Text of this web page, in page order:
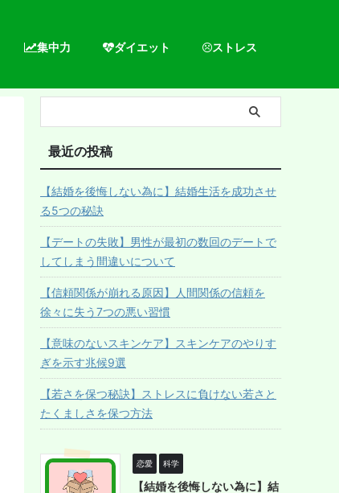
集中力 ダイエット ストレス
最近の投稿
【結婚を後悔しない為に】結婚生活を成功させ
る5つの秘訣
【デートの失敗】男性が最初の数回のデートで
してしまう間違いについて
【信頼関係が崩れる原因】人間関係の信頼を
徐々に失う7つの悪い習慣
【意味のないスキンケア】スキンケアのやりす
ぎを示す兆候9選
【若さを保つ秘訣】ストレスに負けない若さと
たくましさを保つ方法
恋愛 科学
【結婚を後悔しない為に】結